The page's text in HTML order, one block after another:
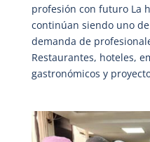
profesión con futuro La
continúan siendo uno
demanda de
Restaurantes, hoteles,
gastronómicos y